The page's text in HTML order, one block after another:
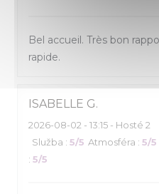
Bel accueil. Très bon
rapide.
ISABELLE G
2026-08-02 - 13:15 - Hosté 2
Služba : 5/5 Atmosféra : 5/5
: 5/5